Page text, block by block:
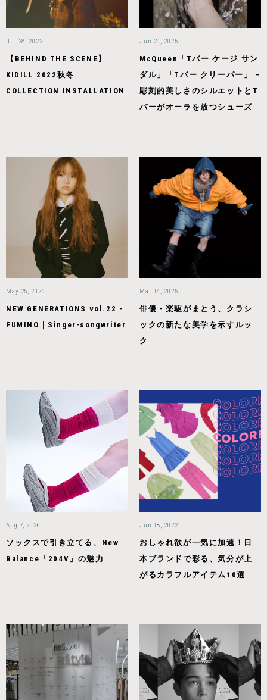
Jul 28, 2022
【BEHIND THE SCENE】
KIDILL 2022秋冬
COLLECTION INSTALLATION
Jun 20, 2025
McQueen「Tバー ケージ サン
ダル」「Tバー クリーパー」 –
彫刻的美しさのシルエットとT
バーがオーラを放つシューズ
May 25, 2026
NEW GENERATIONS vol.22 -
FUMINO｜Singer-songwriter
Mar 14, 2025
俳優・楽駆がまとう、クラシ
ックの新たな美学を示すルッ
ク
Aug 7, 2026
ソックスで引き立てる、New
Balance「204V」の魅力
Jun 18, 2022
おしゃれ欲が一気に加速！日
本ブランドで彩る、気分が上
がるカラフルアイテム10選